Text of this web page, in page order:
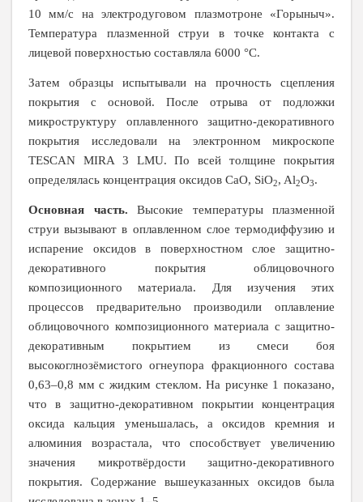
10 мм/с на электродуговом плазмотроне «Горыныч».
Температура плазменной струи в точке контакта с
лицевой поверхностью составляла 6000 °С.
Затем образцы испытывали на прочность сцепления
покрытия с основой. После отрыва от подложки
микроструктуру оплавленного защитно-декоративного
покрытия исследовали на электронном микроскопе
TESCAN MIRA 3 LMU. По всей толщине покрытия
определялась концентрация оксидов CaO, SiO2, Al2O3.
Основная часть. Высокие температуры плазменной
струи вызывают в оплавленном слое термодиффузию и
испарение оксидов в поверхностном слое защитно-
декоративного покрытия облицовочного
композиционного материала. Для изучения этих
процессов предварительно производили оплавление
облицовочного композиционного материала с защитно-
декоративным покрытием из смеси боя
высокоглнозёмистого огнеупора фракционного состава
0,63–0,8 мм с жидким стеклом. На рисунке 1 показано,
что в защитно-декоративном покрытии концентрация
оксида кальция уменьшалась, а оксидов кремния и
алюминия возрастала, что способствует увеличению
значения микротвёрдости защитно-декоративного
покрытия. Содержание вышеуказанных оксидов была